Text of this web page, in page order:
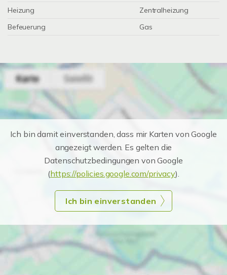
Heizung
Zentralheizung
Befeuerung
Gas
Ich bin damit einverstanden, dass mir Karten von Google
angezeigt werden. Es gelten die
Datenschutzbedingungen von Google
(https://policies.google.com/privacy).
Ich bin einverstanden